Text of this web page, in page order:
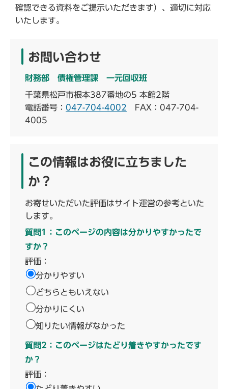
確認できる資料をご提示いただきます）、適切に対応
いたします。
お問い合わせ
財務部 債権管理課 一元回収班
千葉県松戸市根本387番地の5 本館2階
電話番号： 047-704-4002 FAX：047-704-
4005
この情報はお役に立ちました
か？
お寄せいただいた評価はサイト運営の参考といた
します。
質問1：このページの内容は分かりやすかったで
すか？
評価：
分かりやすい
どちらともいえない
分かりにくい
知りたい情報がなかった
質問2：このページはたどり着きやすかったです
か？
評価：